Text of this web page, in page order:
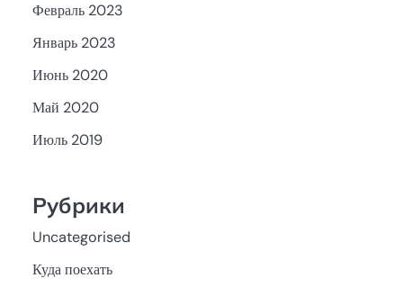
Февраль 2023
Январь 2023
Июнь 2020
Май 2020
Июль 2019
Рубрики
Uncategorised
Куда поехать